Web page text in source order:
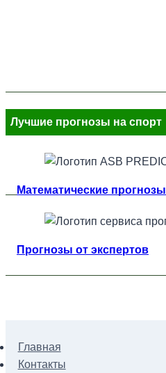
Лучшие прогнозы на спорт
Математические прогнозы
Прогнозы от экспертов
Главная
Контакты